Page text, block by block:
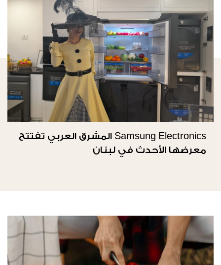
Samsung Electronics المشرق العربي تفتتح
معرضها الأحدث في لبنان